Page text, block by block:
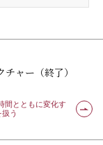
ャー（終了）
間とともに変化す
う